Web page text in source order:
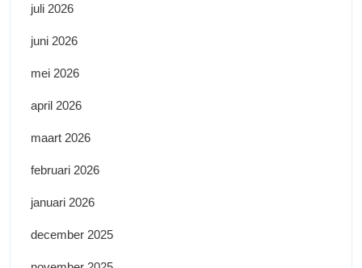
juli 2026
juni 2026
mei 2026
april 2026
maart 2026
februari 2026
januari 2026
december 2025